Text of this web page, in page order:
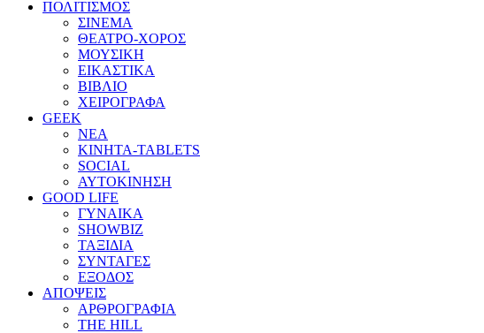
ΠΟΛΙΤΙΣΜΟΣ
ΣΙΝΕΜΑ
ΘΕΑΤΡΟ-ΧΟΡΟΣ
ΜΟΥΣΙΚΗ
ΕΙΚΑΣΤΙΚΑ
ΒΙΒΛΙΟ
ΧΕΙΡΟΓΡΑΦΑ
GEEK
ΝΕΑ
ΚΙΝΗΤΑ-TABLETS
SOCIAL
ΑΥΤΟΚΙΝΗΣΗ
GOOD LIFE
ΓΥΝΑΙΚΑ
SHOWBIZ
ΤΑΞΙΔΙΑ
ΣΥΝΤΑΓΕΣ
ΕΞΟΔΟΣ
ΑΠΟΨΕΙΣ
ΑΡΘΡΟΓΡΑΦΙΑ
THE HILL